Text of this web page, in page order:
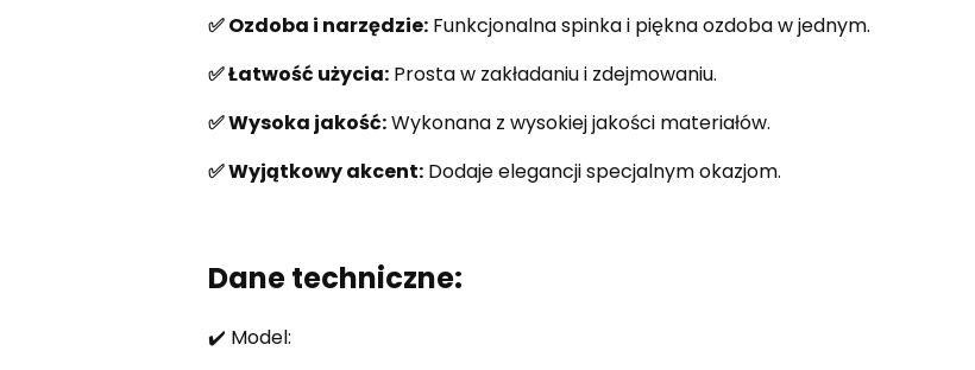
✅ Ozdoba i narzędzie:Funkcjonalna spinka i piękna ozdoba w jednym.
✅ Łatwość użycia:Prosta w zakładaniu i zdejmowaniu.
✅ Wysoka jakość:Wykonana z wysokiej jakości materiałów.
✅ Wyjątkowy akcent:Dodaje elegancji specjalnym okazjom.
Dane techniczne:
✔️ Model: